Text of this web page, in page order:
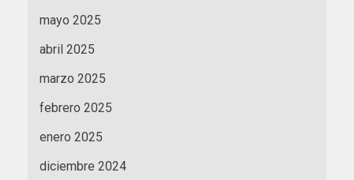
mayo 2025
abril 2025
marzo 2025
febrero 2025
enero 2025
diciembre 2024